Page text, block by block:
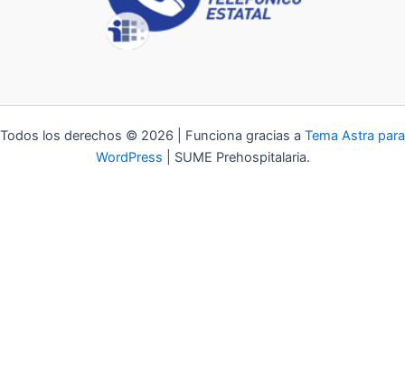
Todos los derechos © 2026 | Funciona gracias a Tema Astra para
WordPress | SUME Prehospitalaria.